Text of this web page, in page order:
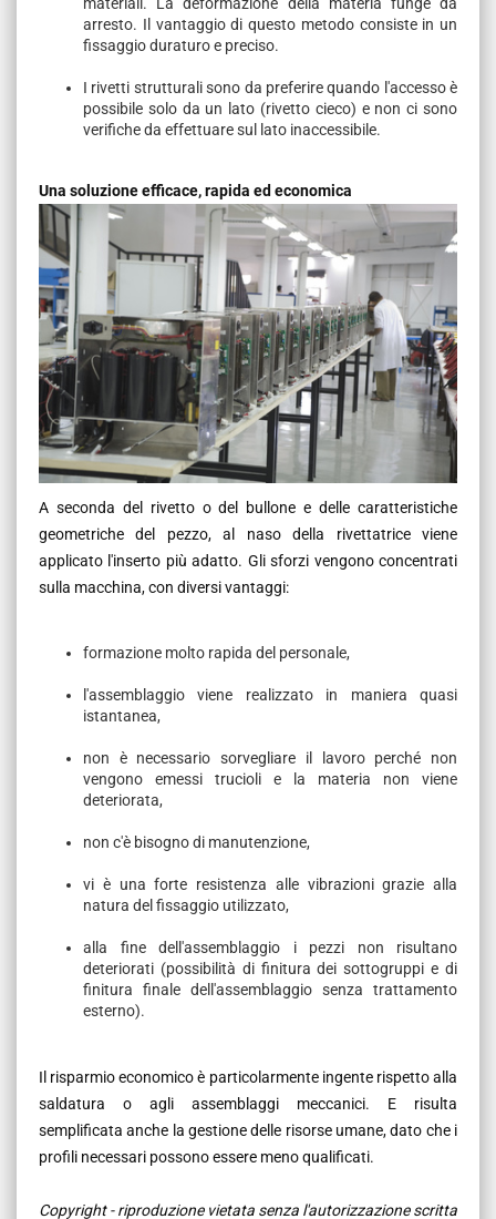
arresto. Il vantaggio di questo metodo consiste in un
fissaggio duraturo e preciso.
I rivetti strutturali sono da preferire quando l'accesso è
possibile solo da un lato (rivetto cieco) e non ci sono
verifiche da effettuare sul lato inaccessibile.
Una soluzione efficace, rapida ed economica
A seconda del rivetto o del bullone e delle caratteristiche
geometriche del pezzo, al naso della rivettatrice viene
applicato l'inserto più adatto. Gli sforzi vengono concentrati
sulla macchina, con diversi vantaggi:
formazione molto rapida del personale,
l'assemblaggio viene realizzato in maniera quasi
istantanea,
non è necessario sorvegliare il lavoro perché non
vengono emessi trucioli e la materia non viene
deteriorata,
non c'è bisogno di manutenzione,
vi è una forte resistenza alle vibrazioni grazie alla
natura del fissaggio utilizzato,
alla fine dell'assemblaggio i pezzi non risultano
deteriorati (possibilità di finitura dei sottogruppi e di
finitura finale dell'assemblaggio senza trattamento
esterno).
Il risparmio economico è particolarmente ingente rispetto alla
saldatura o agli assemblaggi meccanici. E risulta
semplificata anche la gestione delle risorse umane, dato che i
profili necessari possono essere meno qualificati.
Copyright - riproduzione vietata senza l'autorizzazione scritta